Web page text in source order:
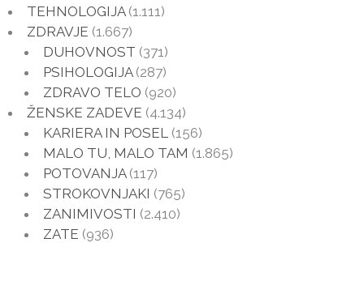
TEHNOLOGIJA(1.111)
ZDRAVJE (1.667)
DUHOVNOST (371)
PSIHOLOGIJA(287)
ZDRAVO TELO (920)
ŽENSKE ZADEVE (4.134)
KARIERA IN POSEL (156)
MALO TU, MALO TAM (1.865)
POTOVANJA(117)
STROKOVNJAKI (765)
ZANIMIVOSTI (2.410)
ZATE (936)